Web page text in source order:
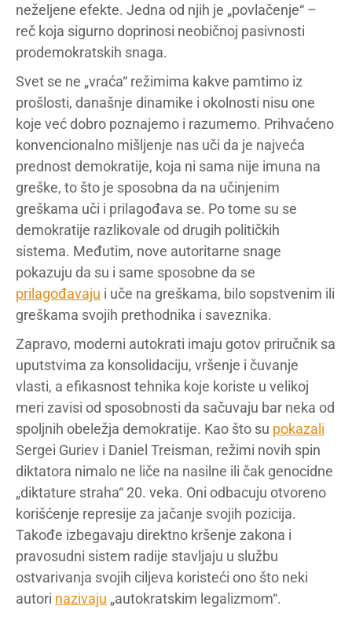
neželjene efekte. Jedna od njih je „povlačenje“ –
reč koja sigurno doprinosi neobičnoj pasivnosti
prodemokratskih snaga.
Svet se ne „vraća“ režimima kakve pamtimo iz
prošlosti, današnje dinamike i okolnosti nisu one
koje već dobro poznajemo i razumemo. Prihvaćeno
konvencionalno mišljenje nas uči da je najveća
prednost demokratije, koja ni sama nije imuna na
greške, to što je sposobna da na učinjenim
greškama uči i prilagođava se. Po tome su se
demokratije razlikovale od drugih političkih
sistema. Međutim, nove autoritarne snage
pokazuju da su i same sposobne da se
prilagođavaju i uče na greškama, bilo sopstvenim ili
greškama svojih prethodnika i saveznika.
Zapravo, moderni autokrati imaju gotov priručnik sa
uputstvima za konsolidaciju, vršenje i čuvanje
vlasti, a efikasnost tehnika koje koriste u velikoj
meri zavisi od sposobnosti da sačuvaju bar neka od
spoljnih obeležja demokratije. Kao što su pokazali
Sergei Guriev i Daniel Treisman, režimi novih spin
diktatora nimalo ne liče na nasilne ili čak genocidne
„diktature straha“ 20. veka. Oni odbacuju otvoreno
korišćenje represije za jačanje svojih pozicija.
Takođe izbegavaju direktno kršenje zakona i
pravosudni sistem radije stavljaju u službu
ostvarivanja svojih ciljeva koristeći ono što neki
autori nazivaju „autokratskim legalizmom“.